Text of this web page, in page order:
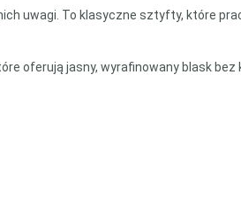
uwagi. To klasyczne sztyfty, które
oferują jasny, wyrafinowany blask bez